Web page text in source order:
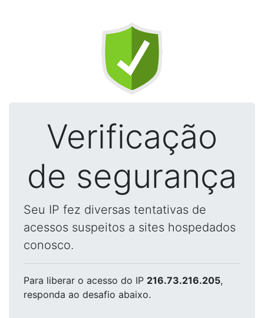
Verificação
de segurança
Seu IP fez diversas tentativas de
acessos suspeitos a sites hospedados
conosco.
Para liberar o acesso do IP 216.73.216.205,
responda ao desafio abaixo.